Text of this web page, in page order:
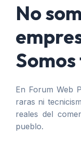
No
En Forum Web
raras ni
reales del
pueblo.